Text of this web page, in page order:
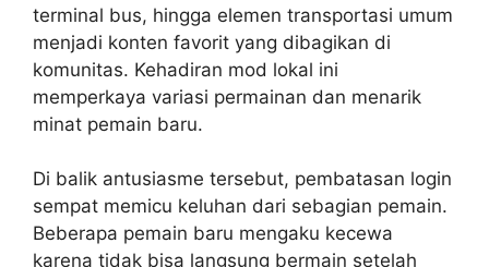
terminal bus, hingga elemen transportasi umum
menjadi konten favorit yang dibagikan di
komunitas. Kehadiran mod lokal ini
memperkaya variasi permainan dan menarik
minat pemain baru.
Di balik antusiasme tersebut, pembatasan login
sempat memicu keluhan dari sebagian pemain.
Beberapa pemain baru mengaku kecewa
karena tidak bisa langsung bermain setelah